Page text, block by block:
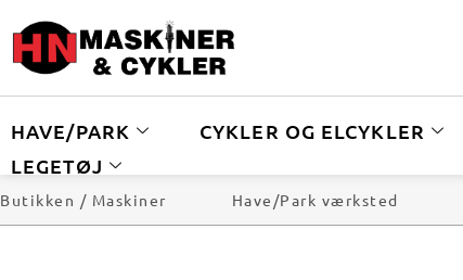
HAVE/PARK CYKLER OG ELCYKLER
LEGETØJ
Butikken / Maskiner Have/Park værksted